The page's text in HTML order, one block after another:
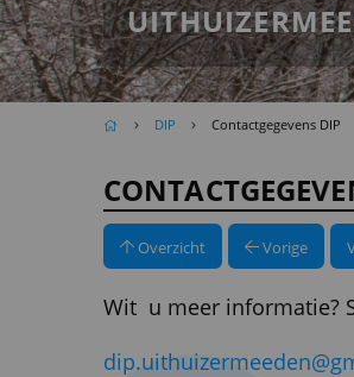
DIP Contactgegevens DIP
Overzicht Vorige
Wit u meer informatie?